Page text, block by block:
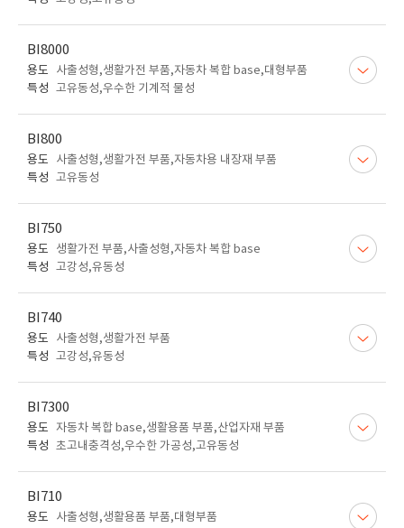
BI8000
용도
사출성형,생활가전 부품,자동차 복합 base,대형부품
특성 고유동성,우수한 기계적 물성
BI800
용도
사출성형,생활가전 부품,자동차용 내장재 부품
특성 고유동성
BI750
용도
생활가전 부품,사출성형,자동차 복합 base
특성 고강성,유동성
BI740
용도
사출성형,생활가전 부품
특성 고강성,유동성
BI7300
용도
자동차 복합 base,생활용품 부품,산업자재 부품
특성 초고내충격성,우수한 가공성,고유동성
BI710
용도
사출성형,생활용품 부품,대형부품